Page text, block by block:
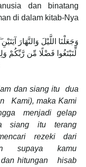
dan binatang
di dalam kitab-Nya:
وَجَعَلْنَا اللَّيْلَ وَالنَّهَارَ
لِّتَبْتَغُوا فَضْلًا مِّن رَّبِّكُمْ
dan siang itu dua
Kami), maka Kami
menjadi gelap
siang itu terang
rezeki dari
supaya kamu
hitungan hisab